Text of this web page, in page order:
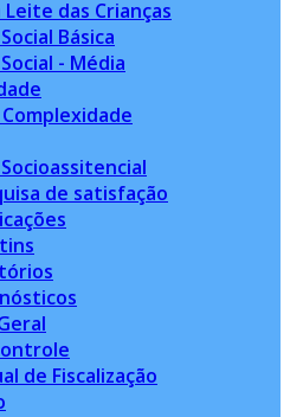
das Crianças
Básica
- Média
Complexidade
de satisfação
de Fiscalização